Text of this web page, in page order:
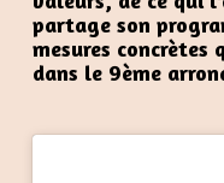
partage son
mesures
dans le 9ème